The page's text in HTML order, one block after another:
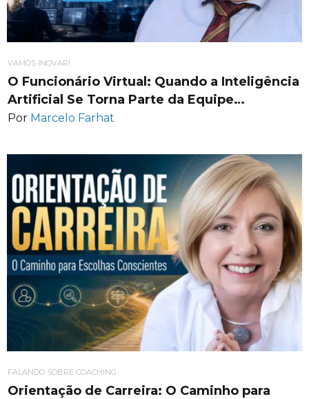
VAMOS INOVAR!
O Funcionário Virtual: Quando a Inteligência
Artificial Se Torna Parte da Equipe…
Por Marcelo Farhat
FALANDO SOBRE COACHING
Orientação de Carreira: O Caminho para